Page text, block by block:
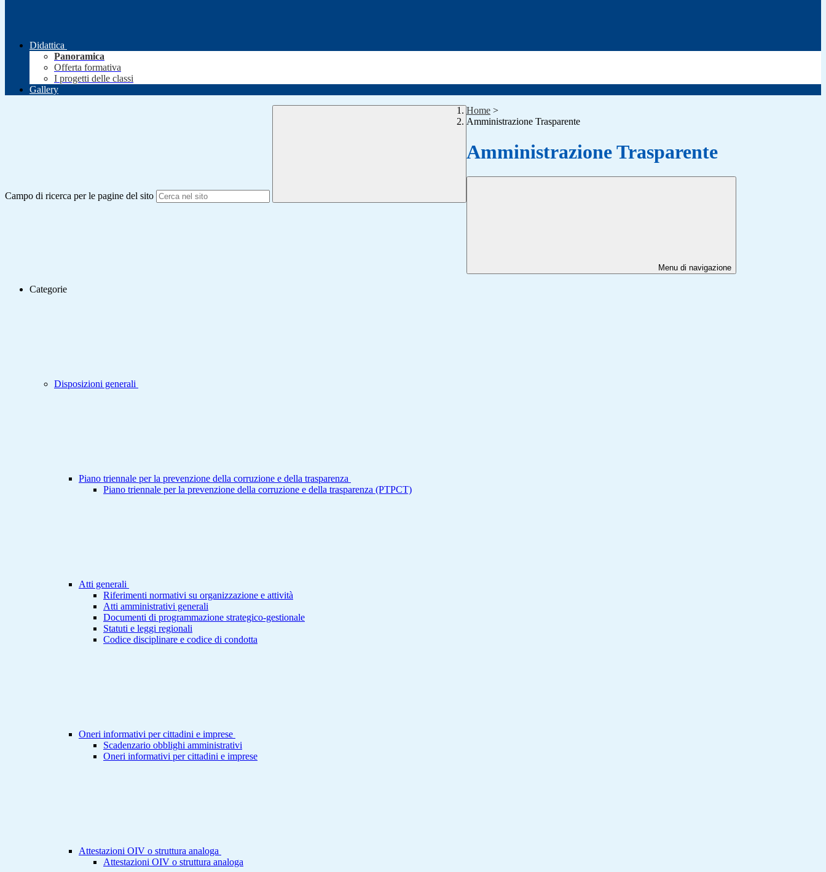
Didattica
Panoramica
Offerta formativa
I progetti delle classi
Gallery
Campo di ricerca per le pagine del sito
Home >
Amministrazione Trasparente
Amministrazione Trasparente
Menu di navigazione
Categorie
Disposizioni generali
Piano triennale per la prevenzione della corruzione e della trasparenza
Piano triennale per la prevenzione della corruzione e della trasparenza (PTPCT)
Atti generali
Riferimenti normativi su organizzazione e attività
Atti amministrativi generali
Documenti di programmazione strategico-gestionale
Statuti e leggi regionali
Codice disciplinare e codice di condotta
Oneri informativi per cittadini e imprese
Scadenzario obblighi amministrativi
Oneri informativi per cittadini e imprese
Attestazioni OIV o struttura analoga
Attestazioni OIV o struttura analoga